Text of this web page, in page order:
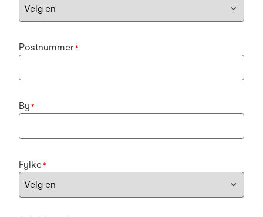
Postnummer*
By *
Fylke*